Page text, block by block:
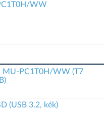
WW
MU-PC1T0H/WW (T7
(USB 3.2, kék)